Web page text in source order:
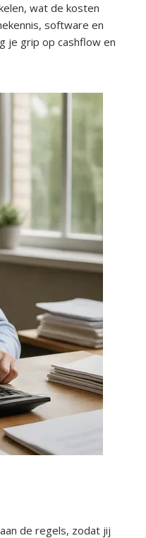
wat de kosten
software en
je grip op cashflow en
de regels, zodat jij